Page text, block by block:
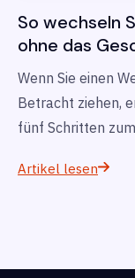
So wechseln
ohne das
Wenn Sie einen
Betracht ziehen,
fünf Schritten
Artikel lesen